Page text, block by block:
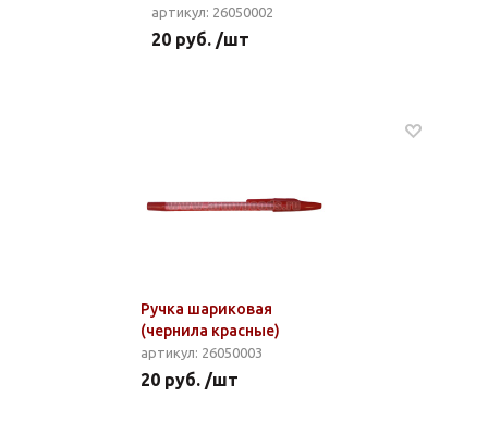
артикул: 26050002
20 руб. /шт
Ручка шариковая
(чернила красные)
артикул: 26050003
20 руб. /шт